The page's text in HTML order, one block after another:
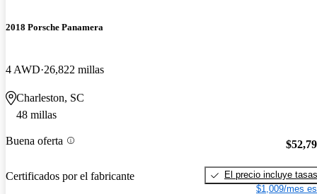
2018 Porsche Panamera
4 AWD 26,822 millas
Charleston, SC
48 millas
Buena oferta
Certificados por el fabricante
El precio incluye tasas
$1,009/mes